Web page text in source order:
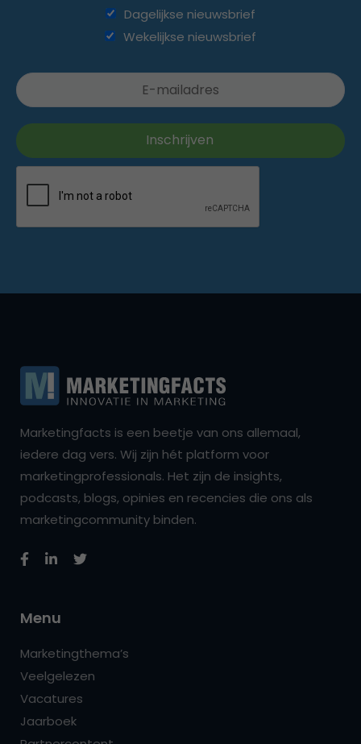
Dagelijkse nieuwsbrief
Wekelijkse nieuwsbrief
Marketingfacts is een beetje van ons allemaal,
iedere dag vers. Wij zijn hét platform voor
marketingprofessionals. Het zijn de insights,
podcasts, blogs, opinies en recencies die ons als
marketingcommunity binden.
Menu
Marketingthema’s
Veelgelezen
Vacatures
Jaarboek